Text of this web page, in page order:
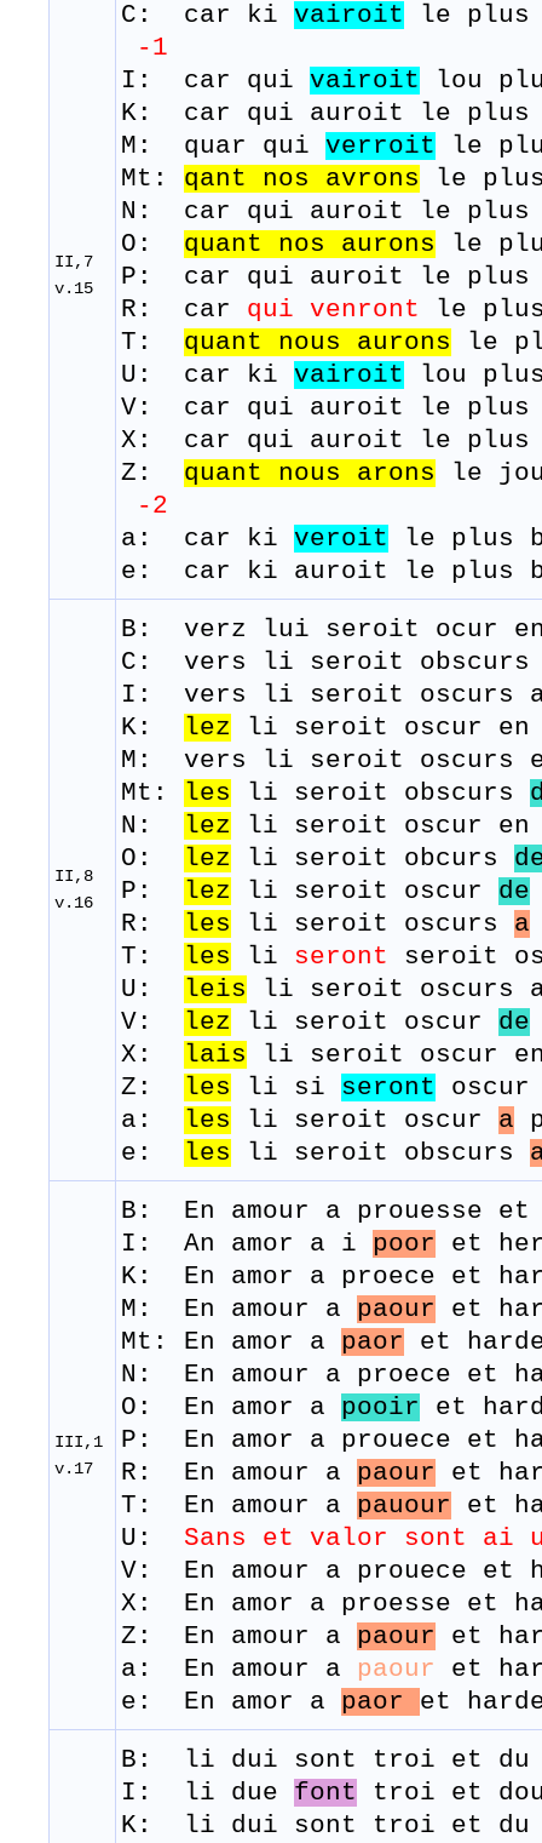
II,7
v.15
C: car ki vairoit le
-1
I: car qui vairoit lou
K: car qui auroit le plus
M: quar qui verroit le
Mt: qant nos avrons le
N: car qui auroit le plus
O: quant nos aurons le
P: car qui auroit le plus
R: ​ car qui venront le
T: quant nous aurons le
U: car ki vairoit lou
V: car qui auroit le plus
X: car qui auroit le plus
Z: quant nous arons le
-2
a: car ki veroit le plus
e: car ki auroit le plus
II,8
v.16
B: verz lui seroit ocur
C: vers li seroit
I: vers li seroit oscurs
K:
lez li seroit oscur en
M: vers li seroit oscurs
Mt:
les li seroit obscurs
N:
lez li seroit oscur en
O:
lez li seroit obcurs
P:
lez li seroit oscur de
R:
les li seroit oscurs a
T:
les li seront seroit
U:
leis li seroit oscurs
V:
lez li seroit oscur de
X:
lais li seroit oscur
Z:
les li si seront
a:
les li seroit oscur a
e:
les li seroit obscurs
III,1
v.17
B: En amour a prouesse
I: An amor a i poor et
K: En amor a proece et
M: En amour a paour et
Mt: En amor a paor et
N: En amour a proece et
O: En amor a pooir et
P: En amor a prouece et
R: En amour a paour et h
T: En amour a pauour et
U: Sans et valor sont ai
V: En amour a prouece et
​X: En amor a proesse et
Z: En amour a paour et
a: En amour a paour et
e: En amor a paor et
B: li dui sont troi et
I: li due font troi et
K: li dui sont troi et